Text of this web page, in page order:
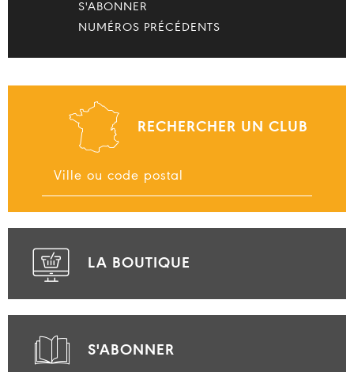
S'ABONNER
NUMÉROS PRÉCÉDENTS
RECHERCHER UN CLUB
LA BOUTIQUE
S'ABONNER